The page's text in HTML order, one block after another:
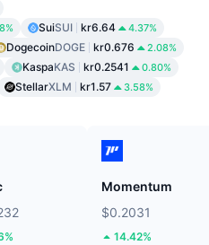
SuiSUI kr6.64 4.37%
DogecoinDOGE kr0.676 2.08%
KaspaKAS kr0.2541 0.80%
StellarXLM kr1.57 3.58%
Momentum
$0.2031
14.42%